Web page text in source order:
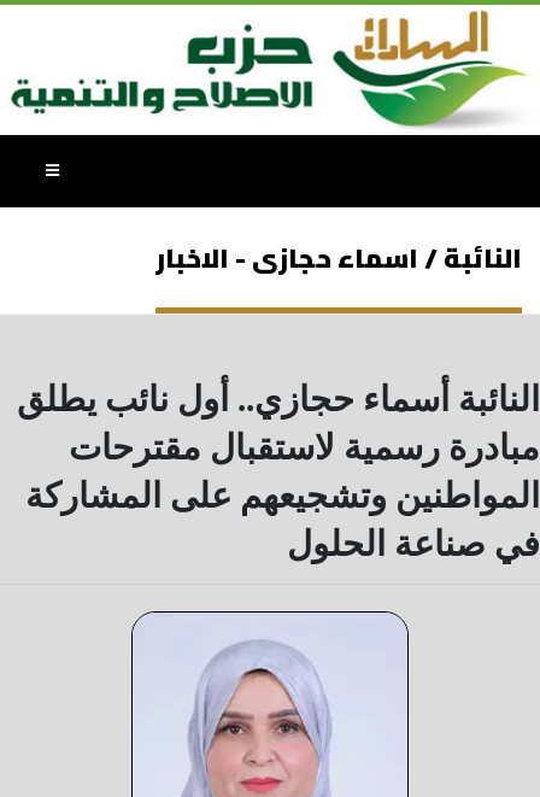
النائبة / اسماء حجازى - الاخبار
النائبة أسماء حجازي.. أول نائب يطلق
مبادرة رسمية لاستقبال مقترحات
المواطنين وتشجيعهم على المشاركة
في صناعة الحلول